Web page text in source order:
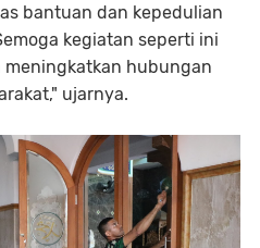
bantuan dan kepedulian
kegiatan seperti ini
hubungan
ujarnya.